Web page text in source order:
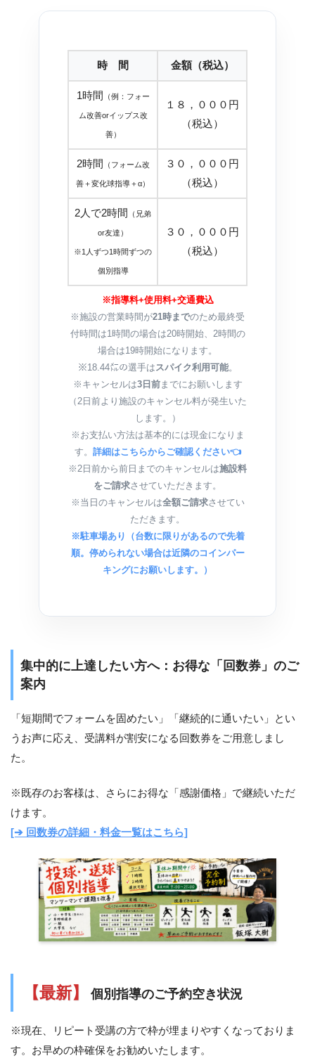
時 間 金額（税込）
1時間 （例：フォー
ム改善orイップス改
善）
１８，０００円
（税込）
2時間 （フォーム改
善＋変化球指導＋α）
３０，０００円
（税込）
2人で2時間 （兄弟
or友達）
※1人ずつ1時間ずつの
個別指導
３０，０００円
（税込）
※指導料+使用料+交通費込
※施設の営業時間が21時までのため最終受
付時間は1時間の場合は20時開始、2時間の
場合は19時開始になります。
※18.44㍍の選手は スパイク利用可能。
※キャンセルは3日前までにお願いします
（2日前より施設のキャンセル料が発生いた
します。）
※お支払い方法は基本的には現金になりま
す。 詳細はこちらからご確認ください👈
※2日前から前日までのキャンセルは施設料
をご請求させていただきます。
※当日のキャンセルは全額ご請求させてい
ただきます。
※駐車場あり（台数に限りがあるので先着
順。停められない場合は近隣のコインパー
キングにお願いします。）
集中的に上達したい方へ：お得な「回数券」のご
案内
「短期間でフォームを固めたい」「継続的に通いたい」とい
うお声に応え、受講料が割安になる回数券をご用意しまし
た。
※既存のお客様は、さらにお得な「感謝価格」で継続いただ
けます。
[➔ 回数券の詳細・料金一覧はこちら]
【最新】 個別指導のご予約空き状況
※現在、リピート受講の方で枠が埋まりやすくなっておりま
す。お早めの枠確保をお勧めいたします。